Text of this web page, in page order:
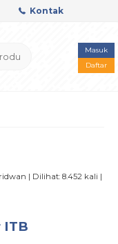
Kontak
Masuk
Daftar
| Dilihat: 8.452 kali |
ITB